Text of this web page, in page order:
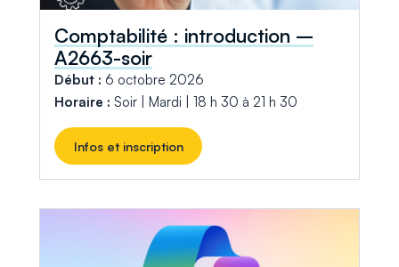
Comptabilité : introduction –
A2663-soir
Début : 6 octobre 2026
Horaire : Soir | Mardi | 18 h 30 à 21 h 30
Infos et inscription